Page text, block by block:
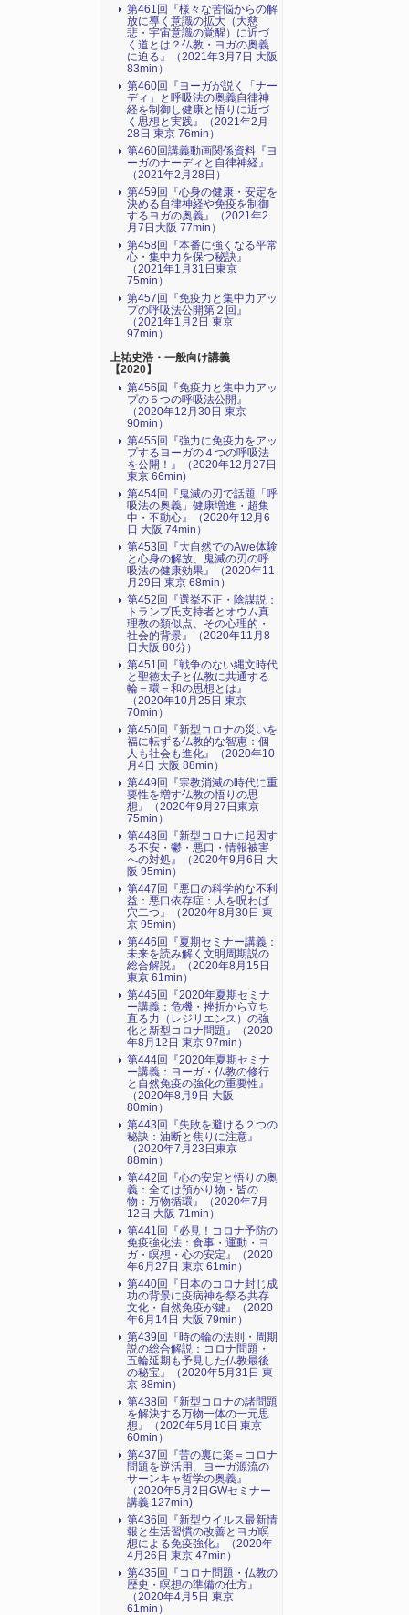
第461回『様々な苦悩からの解
放に導く意識の拡大（大慈
悲・宇宙意識の覚醒）に近づ
く道とは？仏教・ヨガの奥義
に迫る』（2021年3月7日 大阪
83min）
第460回『ヨーガが説く「ナー
ディ」と呼吸法の奥義自律神
経を制御し健康と悟りに近づ
く思想と実践』（2021年2月
28日 東京 76min）
第460回講義動画関係資料『ヨ
ーガのナーディと自律神経』
（2021年2月28日）
第459回『心身の健康・安定を
決める自律神経や免疫を制御
するヨガの奥義』（2021年2
月7日大阪 77min）
第458回『本番に強くなる平常
心・集中力を保つ秘訣』
（2021年1月31日東京
75min）
第457回『免疫力と集中力アッ
プの呼吸法公開第２回』
（2021年1月2日 東京
97min）
上祐史浩・一般向け講義
【2020】
第456回『免疫力と集中力アッ
プの５つの呼吸法公開』
（2020年12月30日 東京
90min）
第455回『強力に免疫力をアッ
プするヨーガの４つの呼吸法
を公開！』（2020年12月27日
東京 66min)
第454回『鬼滅の刃で話題「呼
吸法の奥義」健康増進・超集
中・不動心』（2020年12月6
日 大阪 74min）
第453回『大自然でのAwe体験
と心身の解放、鬼滅の刃の呼
吸法の健康効果』（2020年11
月29日 東京 68min）
第452回『選挙不正・陰謀説：
トランプ氏支持者とオウム真
理教の類似点、その心理的・
社会的背景』（2020年11月8
日大阪 80分）
第451回『戦争のない縄文時代
と聖徳太子と仏教に共通する
輪＝環＝和の思想とは』
（2020年10月25日 東京
70min）
第450回『新型コロナの災いを
福に転ずる仏教的な智恵：個
人も社会も進化』（2020年10
月4日 大阪 88min）
第449回『宗教消滅の時代に重
要性を増す仏教の悟りの思
想』（2020年9月27日東京
75min）
第448回『新型コロナに起因す
る不安・鬱・悪口・情報被害
への対処』（2020年9月6日 大
阪 95min）
第447回『悪口の科学的な不利
益：悪口依存症：人を呪わば
穴二つ』（2020年8月30日 東
京 95min）
第446回『夏期セミナー講義：
未来を読み解く文明周期説の
総合解説』（2020年8月15日
東京 61min）
第445回『2020年夏期セミナ
ー講義：危機・挫折から立ち
直る力（レジリエンス）の強
化と新型コロナ問題』（2020
年8月12日 東京 97min）
第444回『2020年夏期セミナ
ー講義：ヨーガ・仏教の修行
と自然免疫の強化の重要性』
（2020年8月9日 大阪
80min）
第443回『失敗を避ける２つの
秘訣：油断と焦りに注意』
（2020年7月23日東京
88min）
第442回『心の安定と悟りの奥
義：全ては預かり物・皆の
物：万物循環』（2020年7月
12日 大阪 71min）
第441回『必見！コロナ予防の
免疫強化法：食事・運動・ヨ
ガ・瞑想・心の安定』（2020
年6月27日 東京 61min）
第440回『日本のコロナ封じ成
功の背景に疫病神を祭る共存
文化・自然免疫が鍵』（2020
年6月14日 大阪 79min）
第439回『時の輪の法則・周期
説の総合解説：コロナ問題・
五輪延期も予見した仏教最後
の秘宝』（2020年5月31日 東
京 88min）
第438回『新型コロナの諸問題
を解決する万物一体の一元思
想』（2020年5月10日 東京
60min）
第437回『苦の裏に楽＝コロナ
問題を逆活用、ヨーガ源流の
サーンキャ哲学の奥義』
（2020年5月2日GWセミナー
講義 127min)
第436回『新型ウイルス最新情
報と生活習慣の改善とヨガ瞑
想による免疫強化』（2020年
4月26日 東京 47min）
第435回『コロナ問題・仏教の
歴史・瞑想の準備の仕方』
（2020年4月5日 東京
61min）